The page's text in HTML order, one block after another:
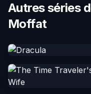
Autres séries
Moffat